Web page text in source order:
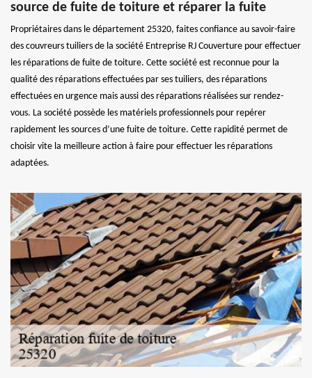
source de fuite de toiture et réparer la fuite
Propriétaires dans le département 25320, faites confiance au savoir-faire
des couvreurs tuiliers de la société Entreprise RJ Couverture pour effectuer
les réparations de fuite de toiture. Cette société est reconnue pour la
qualité des réparations effectuées par ses tuiliers, des réparations
effectuées en urgence mais aussi des réparations réalisées sur rendez-
vous. La société possède les matériels professionnels pour repérer
rapidement les sources d’une fuite de toiture. Cette rapidité permet de
choisir vite la meilleure action à faire pour effectuer les réparations
adaptées.